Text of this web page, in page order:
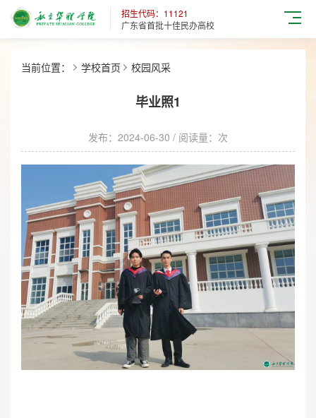
招生代码：11121
广东省首批十佳民办高校
当前位置： 学校首页 校园风采
毕业照1
发布：2024-06-30 / 阅读量： 次